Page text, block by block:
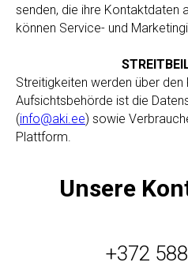
senden, die ihre Kontaktdaten
können Service- und
Streitigkeiten werden über
Aufsichtsbehörde ist die
(info@aki.ee) sowie
Plattform.
Unsere
+372